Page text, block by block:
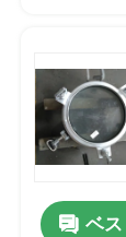
お問い合
見積依頼
Company
ベ